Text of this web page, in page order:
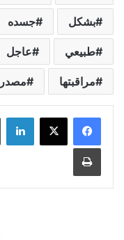
بشكل جسده
طبيعي عاجل
مراقبتها مصدر
لينكدإن